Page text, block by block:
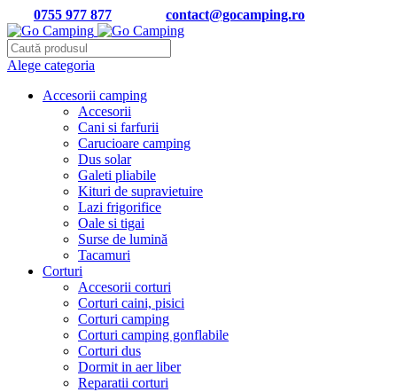
0755 977 877 contact@gocamping.ro
Alege categoria
Accesorii camping
Accesorii
Cani si farfurii
Carucioare camping
Dus solar
Galeti pliabile
Kituri de supravietuire
Lazi frigorifice
Oale si tigai
Surse de lumină
Tacamuri
Corturi
Accesorii corturi
Corturi caini, pisici
Corturi camping
Corturi camping gonflabile
Corturi dus
Dormit in aer liber
Reparatii corturi